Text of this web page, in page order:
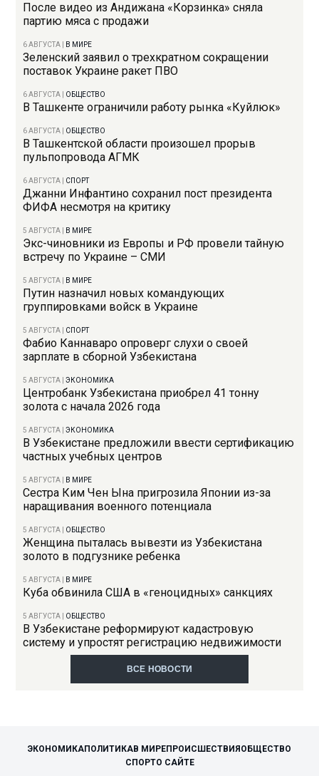
После видео из Андижана «Корзинка» сняла
партию мяса с продажи
6 АВГУСТА В МИРЕ
Зеленский заявил о трехкратном сокращении
поставок Украине ракет ПВО
6 АВГУСТА ОБЩЕСТВО
В Ташкенте ограничили работу рынка «Куйлюк»
6 АВГУСТА ОБЩЕСТВО
В Ташкентской области произошел прорыв
пульпопровода АГМК
6 АВГУСТА СПОРТ
Джанни Инфантино сохранил пост президента
ФИФА несмотря на критику
5 АВГУСТА В МИРЕ
Экс-чиновники из Европы и РФ провели тайную
встречу по Украине – СМИ
5 АВГУСТА В МИРЕ
Путин назначил новых командующих
группировками войск в Украине
5 АВГУСТА СПОРТ
Фабио Каннаваро опроверг слухи о своей
зарплате в сборной Узбекистана
5 АВГУСТА |ЭКОНОМИКА
Центробанк Узбекистана приобрел 41 тонну
золота с начала 2026 года
5 АВГУСТА |ЭКОНОМИКА
В Узбекистане предложили ввести сертификацию
частных учебных центров
5 АВГУСТА В МИРЕ
Сестра Ким Чен Ына пригрозила Японии из-за
наращивания военного потенциала
5 АВГУСТА ОБЩЕСТВО
Женщина пыталась вывезти из Узбекистана
золото в подгузнике ребенка
5 АВГУСТА В МИРЕ
Куба обвинила США в «геноцидных» санкциях
5 АВГУСТА ОБЩЕСТВО
В Узбекистане реформируют кадастровую
систему и упростят регистрацию недвижимости
ВСЕ НОВОСТИ
ЭКОНОМИКАПОЛИТИКАВ МИРЕПРОИСШЕСТВИЯ ОБЩЕСТВО
СПОРТО САЙТЕ